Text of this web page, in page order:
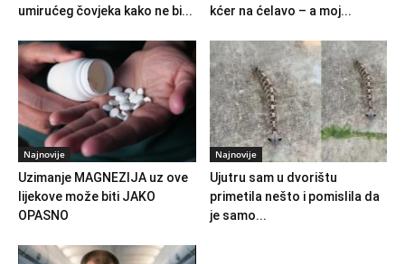
umirućeg čovjeka kako ne bi...
kćer na ćelavo – a moj...
Najnovije
Uzimanje MAGNEZIJA uz ove
lijekove može biti JAKO
OPASNO
Najnovije
Ujutru sam u dvorištu
primetila nešto i pomislila da
je samo...